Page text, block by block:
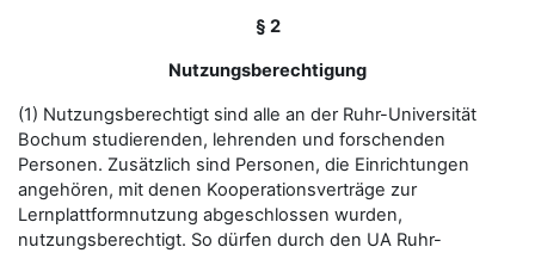
§ 2
Nutzungsberechtigung
(1) Nutzungsberechtigt sind alle an der Ruhr-Universität
Bochum studierenden, lehrenden und forschenden
Personen. Zusätzlich sind Personen, die Einrichtungen
angehören, mit denen Kooperationsverträge zur
Lernplattformnutzung abgeschlossen wurden,
nutzungsberechtigt. So dürfen durch den UA Ruhr-